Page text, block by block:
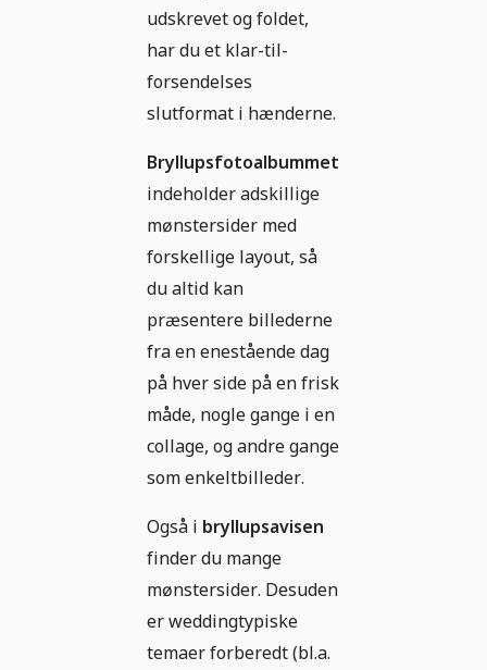
udskrevet og foldet,
har du et klar-til-
forsendelses
slutformat i hænderne.
Bryllupsfotoalbummet
indeholder adskillige
mønstersider med
forskellige layout, så
du altid kan
præsentere billederne
fra en enestående dag
på hver side på en frisk
måde, nogle gange i en
collage, og andre gange
som enkeltbilleder.
Også i bryllupsavisen
finder du mange
mønstersider. Desuden
er weddingtypiske
temaer forberedt (bl.a.